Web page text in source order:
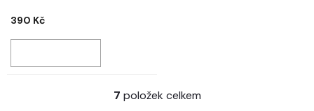
390 Kč
O
7 položek celkem